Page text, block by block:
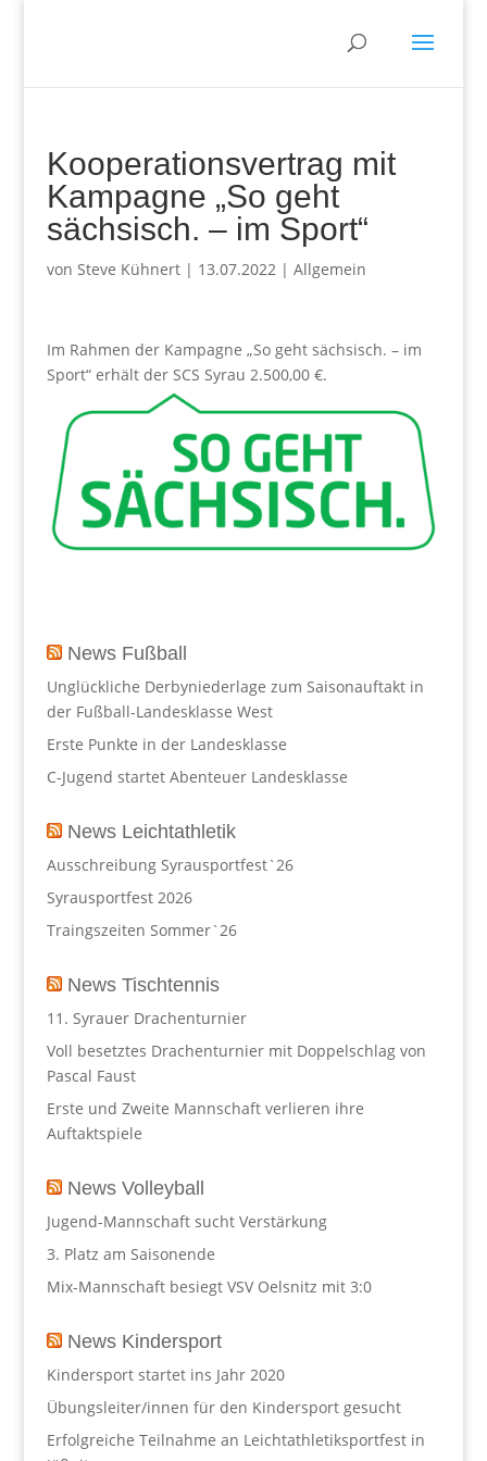
Kooperationsvertrag mit
Kampagne „So geht
sächsisch. – im Sport“
von Steve Kühnert| 13.07.2022| Allgemein
Im Rahmen der Kampagne „So geht sächsisch. – im
Sport“ erhält der SCS Syrau 2.500,00 €.
News Fußball
Unglückliche Derbyniederlage zum Saisonauftakt in
der Fußball-Landesklasse West
Erste Punkte in der Landesklasse
C-Jugend startet Abenteuer Landesklasse
News Leichtathletik
Ausschreibung Syrausportfest`26
Syrausportfest 2026
Traingszeiten Sommer`26
News Tischtennis
11. Syrauer Drachenturnier
Voll besetztes Drachenturnier mit Doppelschlag von
Pascal Faust
Erste und Zweite Mannschaft verlieren ihre
Auftaktspiele
News Volleyball
Jugend-Mannschaft sucht Verstärkung
3. Platz am Saisonende
Mix-Mannschaft besiegt VSV Oelsnitz mit 3:0
News Kindersport
Kindersport startet ins Jahr 2020
Übungsleiter/innen für den Kindersport gesucht
Erfolgreiche Teilnahme an Leichtathletiksportfest in